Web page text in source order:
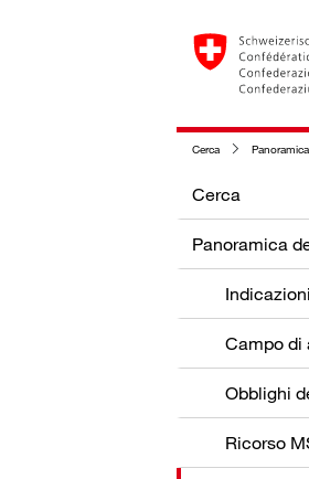
Cerca
Cerca
Panoramica
Campo di
Ricorso